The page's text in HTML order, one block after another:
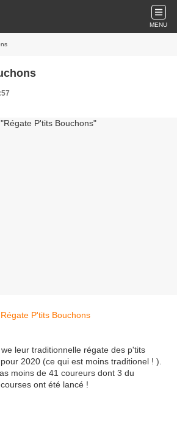
MENU
leur traditionnelle régate des p'tits
2020 (ce qui est moins traditionel ! ).
moins de 41 coureurs dont 3 du
ont été lancé !